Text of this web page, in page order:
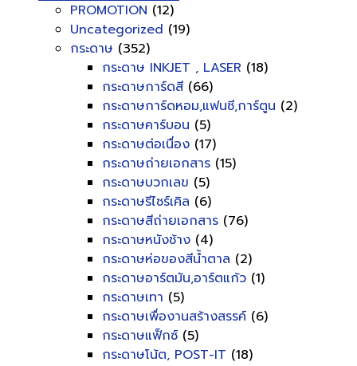
PROMOTION (12)
Uncategorized (19)
กระดาษ (352)
กระดาษ INKJET , LASER (18)
กระดาษการ์ดสี (66)
กระดาษการ์ดหอม,แฟนซี,การ์ตูน (2)
กระดาษคาร์บอน (5)
กระดาษต่อเนื่อง (17)
กระดาษถ่ายเอกสาร (15)
กระดาษบวกเลข (5)
กระดาษรีไซร์เคิล (6)
กระดาษสีถ่ายเอกสาร (76)
กระดาษหนังช้าง (4)
กระดาษห่อของสีน้ำตาล (2)
กระดาษอาร์ตมัน,อาร์ตแก้ว (1)
กระดาษเทา (5)
กระดาษเพื่องานสร้างสรรค์ (6)
กระดาษแฟ็กซ์ (5)
กระดาษโน้ต, POST-IT (18)